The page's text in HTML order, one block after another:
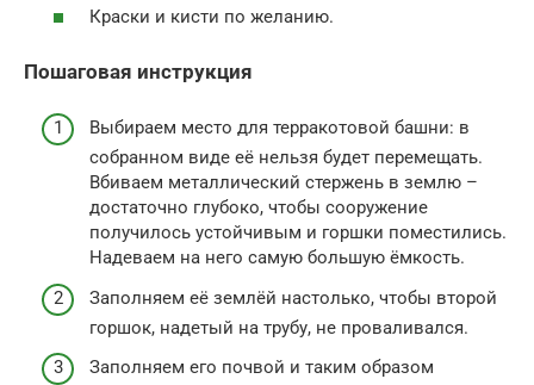
Краски и кисти по желанию.
Пошаговая инструкция
Выбираем место для терракотовой башни: в
собранном виде её нельзя будет перемещать.
Вбиваем металлический стержень в землю –
достаточно глубоко, чтобы сооружение
получилось устойчивым и горшки поместились.
Надеваем на него самую большую ёмкость.
Заполняем её землёй настолько, чтобы второй
горшок, надетый на трубу, не проваливался.
Заполняем его почвой и таким образом